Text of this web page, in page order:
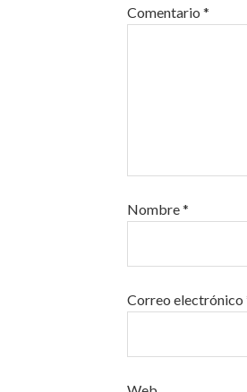
Comentario *
Nombre*
Correo electrónico